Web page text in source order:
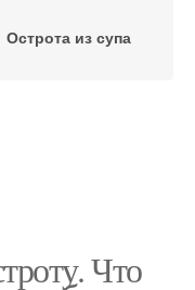
Острота из супа
Что